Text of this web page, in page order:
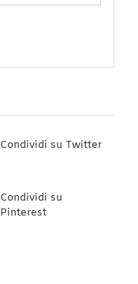
Condividi su Twitter
Condividi su
Pinterest